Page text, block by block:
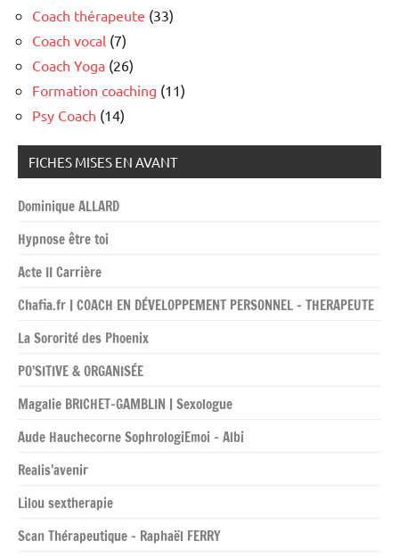
Coach thérapeute (33)
Coach vocal (7)
Coach Yoga (26)
Formation coaching (11)
Psy Coach (14)
FICHES MISES EN AVANT
Dominique ALLARD
Hypnose être toi
Acte II Carrière
Chafia.fr | COACH EN DÉVELOPPEMENT PERSONNEL – THERAPEUTE
La Sororité des Phoenix
PO’SITIVE & ORGANISÉE
Magalie BRICHET-GAMBLIN | Sexologue
Aude Hauchecorne SophrologiEmoi – Albi
Realis’avenir
Lilou sextherapie
Scan Thérapeutique – Raphaël FERRY